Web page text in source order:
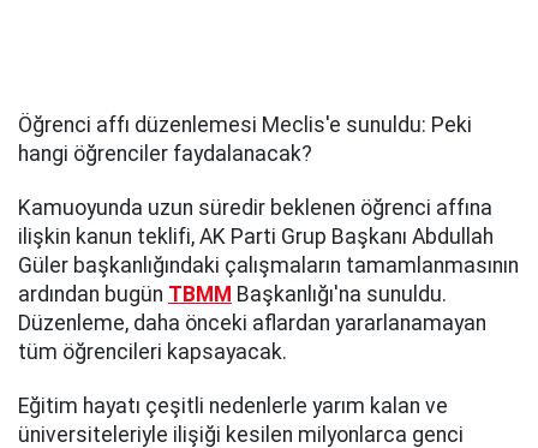
Öğrenci affı düzenlemesi Meclis'e sunuldu: Peki
hangi öğrenciler faydalanacak?
Kamuoyunda uzun süredir beklenen öğrenci affına
ilişkin kanun teklifi, AK Parti Grup Başkanı Abdullah
Güler başkanlığındaki çalışmaların tamamlanmasının
ardından bugün TBMM Başkanlığı'na sunuldu.
Düzenleme, daha önceki aflardan yararlanamayan
tüm öğrencileri kapsayacak.
Eğitim hayatı çeşitli nedenlerle yarım kalan ve
üniversiteleriyle ilişiği kesilen milyonlarca genci